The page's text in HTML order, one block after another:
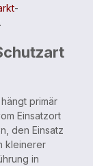
-
primär
Einsatzort
den Einsatz
kleinerer
in